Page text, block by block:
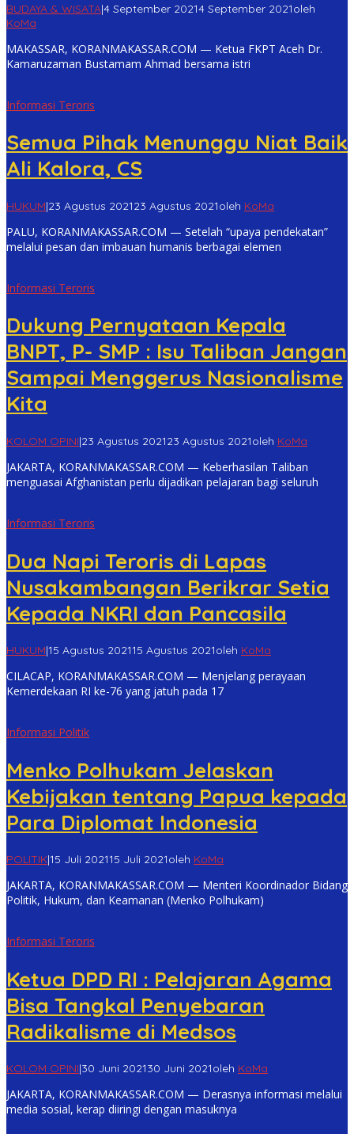
BUDAYA & WISATA|4 September 20214 September 2021oleh
KoMa
MAKASSAR, KORANMAKASSAR.COM — Ketua FKPT Aceh Dr.
Kamaruzaman Bustamam Ahmad bersama istri
Informasi Teroris
Semua Pihak Menunggu Niat Baik
Ali Kalora, CS
HUKUM|23 Agustus 202123 Agustus 2021oleh KoMa
PALU, KORANMAKASSAR.COM — Setelah “upaya pendekatan”
melalui pesan dan imbauan humanis berbagai elemen
Informasi Teroris
Dukung Pernyataan Kepala
BNPT, P- SMP : Isu Taliban Jangan
Sampai Menggerus Nasionalisme
Kita
KOLOM OPINI|23 Agustus 202123 Agustus 2021oleh KoMa
JAKARTA, KORANMAKASSAR.COM — Keberhasilan Taliban
menguasai Afghanistan perlu dijadikan pelajaran bagi seluruh
Informasi Teroris
Dua Napi Teroris di Lapas
Nusakambangan Berikrar Setia
Kepada NKRI dan Pancasila
HUKUM|15 Agustus 202115 Agustus 2021oleh KoMa
CILACAP, KORANMAKASSAR.COM — Menjelang perayaan
Kemerdekaan RI ke-76 yang jatuh pada 17
Informasi Politik
Menko Polhukam Jelaskan
Kebijakan tentang Papua kepada
Para Diplomat Indonesia
POLITIK|15 Juli 202115 Juli 2021oleh KoMa
JAKARTA, KORANMAKASSAR.COM — Menteri Koordinador Bidang
Politik, Hukum, dan Keamanan (Menko Polhukam)
Informasi Teroris
Ketua DPD RI : Pelajaran Agama
Bisa Tangkal Penyebaran
Radikalisme di Medsos
KOLOM OPINI|30 Juni 202130 Juni 2021oleh KoMa
JAKARTA, KORANMAKASSAR.COM — Derasnya informasi melalui
media sosial, kerap diiringi dengan masuknya